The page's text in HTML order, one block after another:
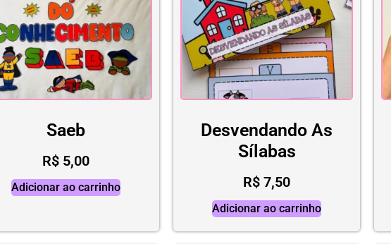
Saeb
R$ 5,00
Adicionar ao carrinho
Desvendando As
Sílabas
R$ 7,50
Adicionar ao carrinho